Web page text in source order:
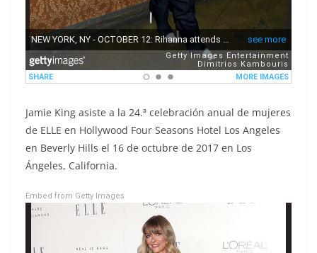
Jamie King asiste a la 24.ª celebración anual de mujeres
de ELLE en Hollywood Four Seasons Hotel Los Angeles
en Beverly Hills el 16 de octubre de 2017 en Los
Ángeles, California.
Embed from Getty Images